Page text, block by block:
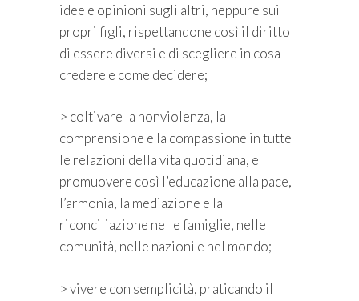
idee e opinioni sugli altri, neppure sui
propri figli, rispettandone così il diritto
di essere diversi e di scegliere in cosa
credere e come decidere;
> coltivare la nonviolenza, la
comprensione e la compassione in tutte
le relazioni della vita quotidiana, e
promuovere così l’educazione alla pace,
l’armonia, la mediazione e la
riconciliazione nelle famiglie, nelle
comunità, nelle nazioni e nel mondo;
> vivere con semplicità, praticando il